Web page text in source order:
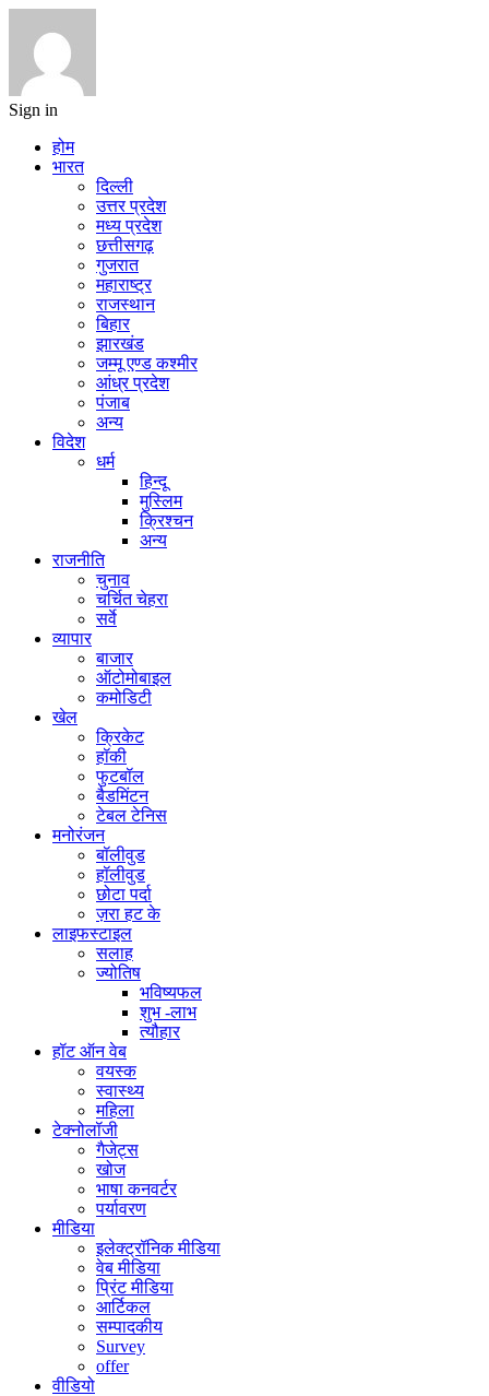
Sign in
होम
भारत
दिल्ली
उत्तर प्रदेश
मध्य प्रदेश
छत्तीसगढ़
गुजरात
महाराष्ट्र
राजस्थान
बिहार
झारखंड
जम्मू एण्ड कश्मीर
आंध्र प्रदेश
पंजाब
अन्य
विदेश
धर्म
हिन्दू
मुस्लिम
क्रिश्चन
अन्य
राजनीति
चुनाव
चर्चित चेहरा
सर्वे
व्यापार
बाजार
ऑटोमोबाइल
कमोडिटी
खेल
क्रिकेट
हॉकी
फुटबॉल
बैडमिंटन
टेबल टेनिस
मनोरंजन
बॉलीवुड
हॉलीवुड
छोटा पर्दा
ज़रा हट के
लाइफस्टाइल
सलाह
ज्योतिष
भविष्यफल
शुभ -लाभ
त्यौहार
हॉट ऑन वेब
वयस्क
स्वास्थ्य
महिला
टेक्नोलॉजी
गैजेट्स
खोज
भाषा कनवर्टर
पर्यावरण
मीडिया
इलेक्ट्रॉनिक मीडिया
वेब मीडिया
प्रिंट मीडिया
आर्टिकल
सम्पादकीय
Survey
offer
वीडियो